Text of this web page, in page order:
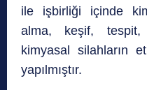
ile işbirliği içinde
alma, keşif, tespit,
kimyasal silahların
yapılmıştır.